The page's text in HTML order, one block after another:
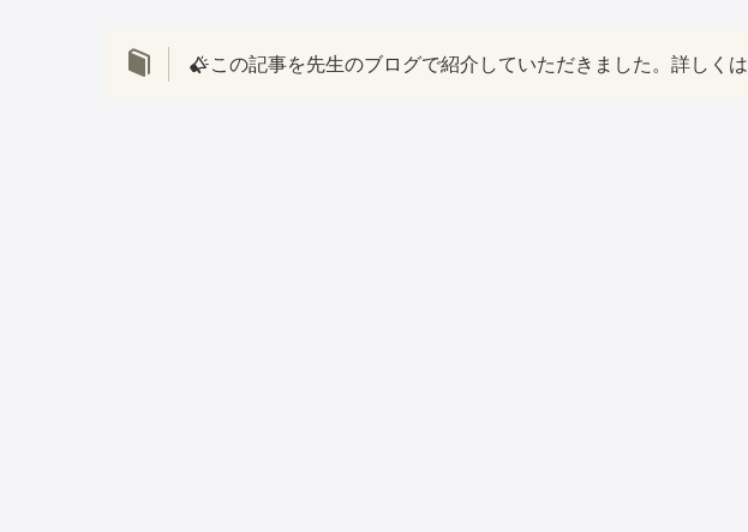
この記事を先生のブログで紹介していただきました。詳しくは